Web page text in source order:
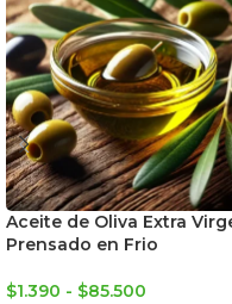
Aceite de Oliva Extra
Prensado en Frio
$1.390 - $85.500